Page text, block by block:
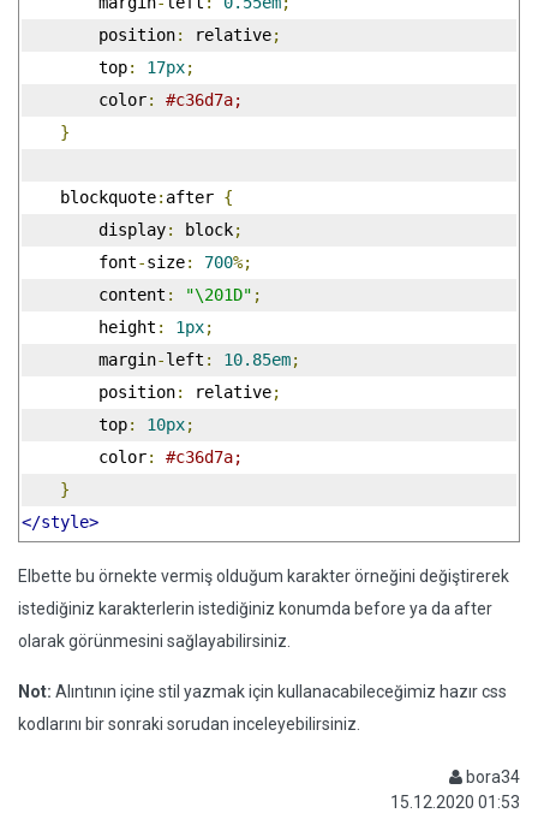
        position
: relative;
        top
: 17px;
        color
:
#c36d7a;
}
    blockquote
: after {
        display
: block;
        font
-size: 700%;
        content
: "\201D" ;
        height
: 1px;
        margin
-left : 10.85em;
        position
: relative;
        top
: 10px;
        color
:
#c36d7a;
}
</style>
Elbette bu örnekte vermiş olduğum karakter örneğini değiştirerek
istediğiniz karakterlerin istediğiniz konumda before ya da after
olarak görünmesini sağlayabilirsiniz.
Not: Alıntının içine stil yazmak için kullanacabileceğimiz hazır css
kodlarını bir sonraki sorudan inceleyebilirsiniz.
bora34
15.12.2020 01:53